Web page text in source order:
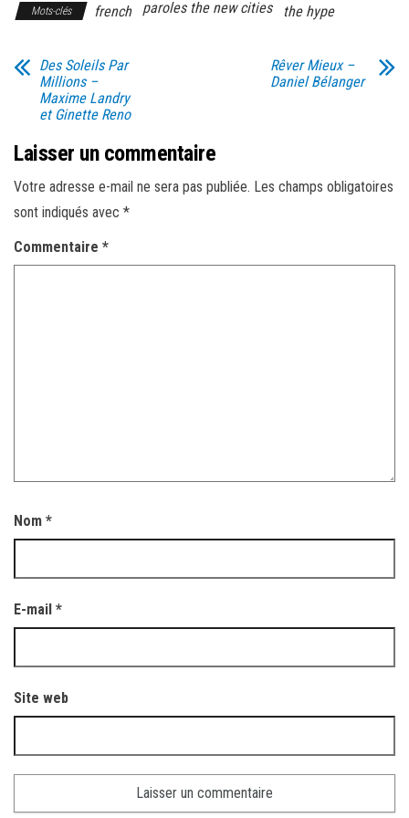
Mots-clés french paroles the new cities the hype
Des Soleils Par
Millions –
Maxime Landry
et Ginette Reno
Rêver Mieux –
Daniel Bélanger
Laisser un commentaire
Votre adresse e-mail ne sera pas publiée. Les champs obligatoires
sont indiqués avec *
Commentaire *
Nom *
E-mail *
Site web